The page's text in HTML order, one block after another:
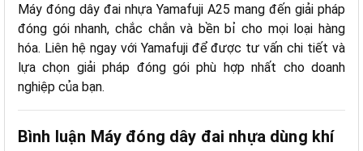
Máy đóng dây đai nhựa Yamafuji A25 mang đến giải pháp
đóng gói nhanh, chắc chắn và bền bỉ cho mọi loại hàng
hóa. Liên hệ ngay với Yamafuji để được tư vấn chi tiết và
lựa chọn giải pháp đóng gói phù hợp nhất cho doanh
nghiệp của bạn.
Bình luận Máy đóng dây đai nhựa dùng khí